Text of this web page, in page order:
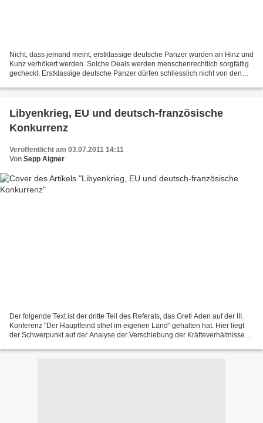
Nicht, dass jemand meint, erstklassige deutsche Panzer würden an Hinz und
Kunz verhökert werden. Solche Deals werden menschenrechtlich sorgfältig
gecheckt. Erstklassige deutsche Panzer dürfen schliesslich nicht von den
Libyenkrieg, EU und deutsch-französische
Konkurrenz
Veröffentlicht am 03.07.2011 14:11
Von Sepp Aigner
Der folgende Text ist der dritte Teil des Referats, das Gretl Aden auf der III.
Konferenz "Der Hauptfeind sthet im eigenen Land" gehalten hat. Hier liegt
der Schwerpunkt auf der Analyse der Verschiebung der Kräfteverhältnisse